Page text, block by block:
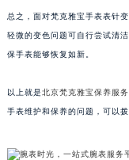
总之，面对梵克雅宝手表表针
轻微的变色问题可自行尝试清
保手表能够恢复如新。
以上就是北京梵克雅宝保养服
手表维护和保养的问题，可以